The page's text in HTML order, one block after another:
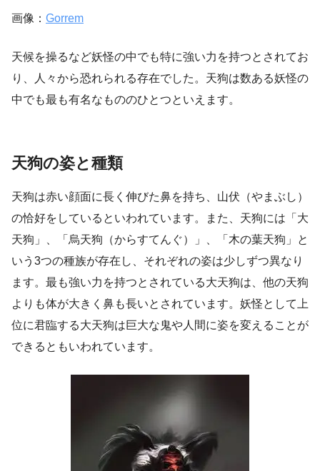
画像： Gorrem
天候を操るなど妖怪の中でも特に強い力を持つとされてお
り、人々から恐れられる存在でした。天狗は数ある妖怪の
中でも最も有名なもののひとつといえます。
天狗の姿と種類
天狗は赤い顔面に長く伸びた鼻を持ち、山伏（やまぶし）
の恰好をしているといわれています。また、天狗には「大
天狗」、「烏天狗（からすてんぐ）」、「木の葉天狗」と
いう3つの種族が存在し、それぞれの姿は少しずつ異なり
ます。最も強い力を持つとされている大天狗は、他の天狗
よりも体が大きく鼻も長いとされています。妖怪として上
位に君臨する大天狗は巨大な鬼や人間に姿を変えることが
できるともいわれています。